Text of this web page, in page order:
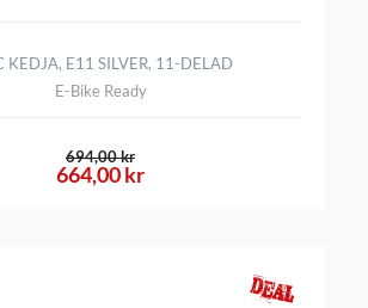
KEDJA, E11 SILVER, 11-DELAD
E-Bike Ready
664,00 kr
694,00 kr